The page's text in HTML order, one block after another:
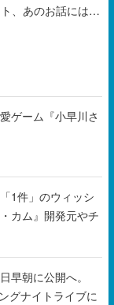
、あのお話には…
ゲーム『小早川さ
1件」のウィッシ
カム』開発元やチ
早朝に公開へ。
グナイトライブに